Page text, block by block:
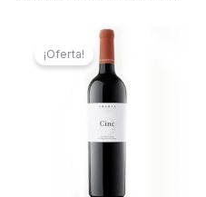
¡Oferta!
precio
original
era:
₲ 262.000.